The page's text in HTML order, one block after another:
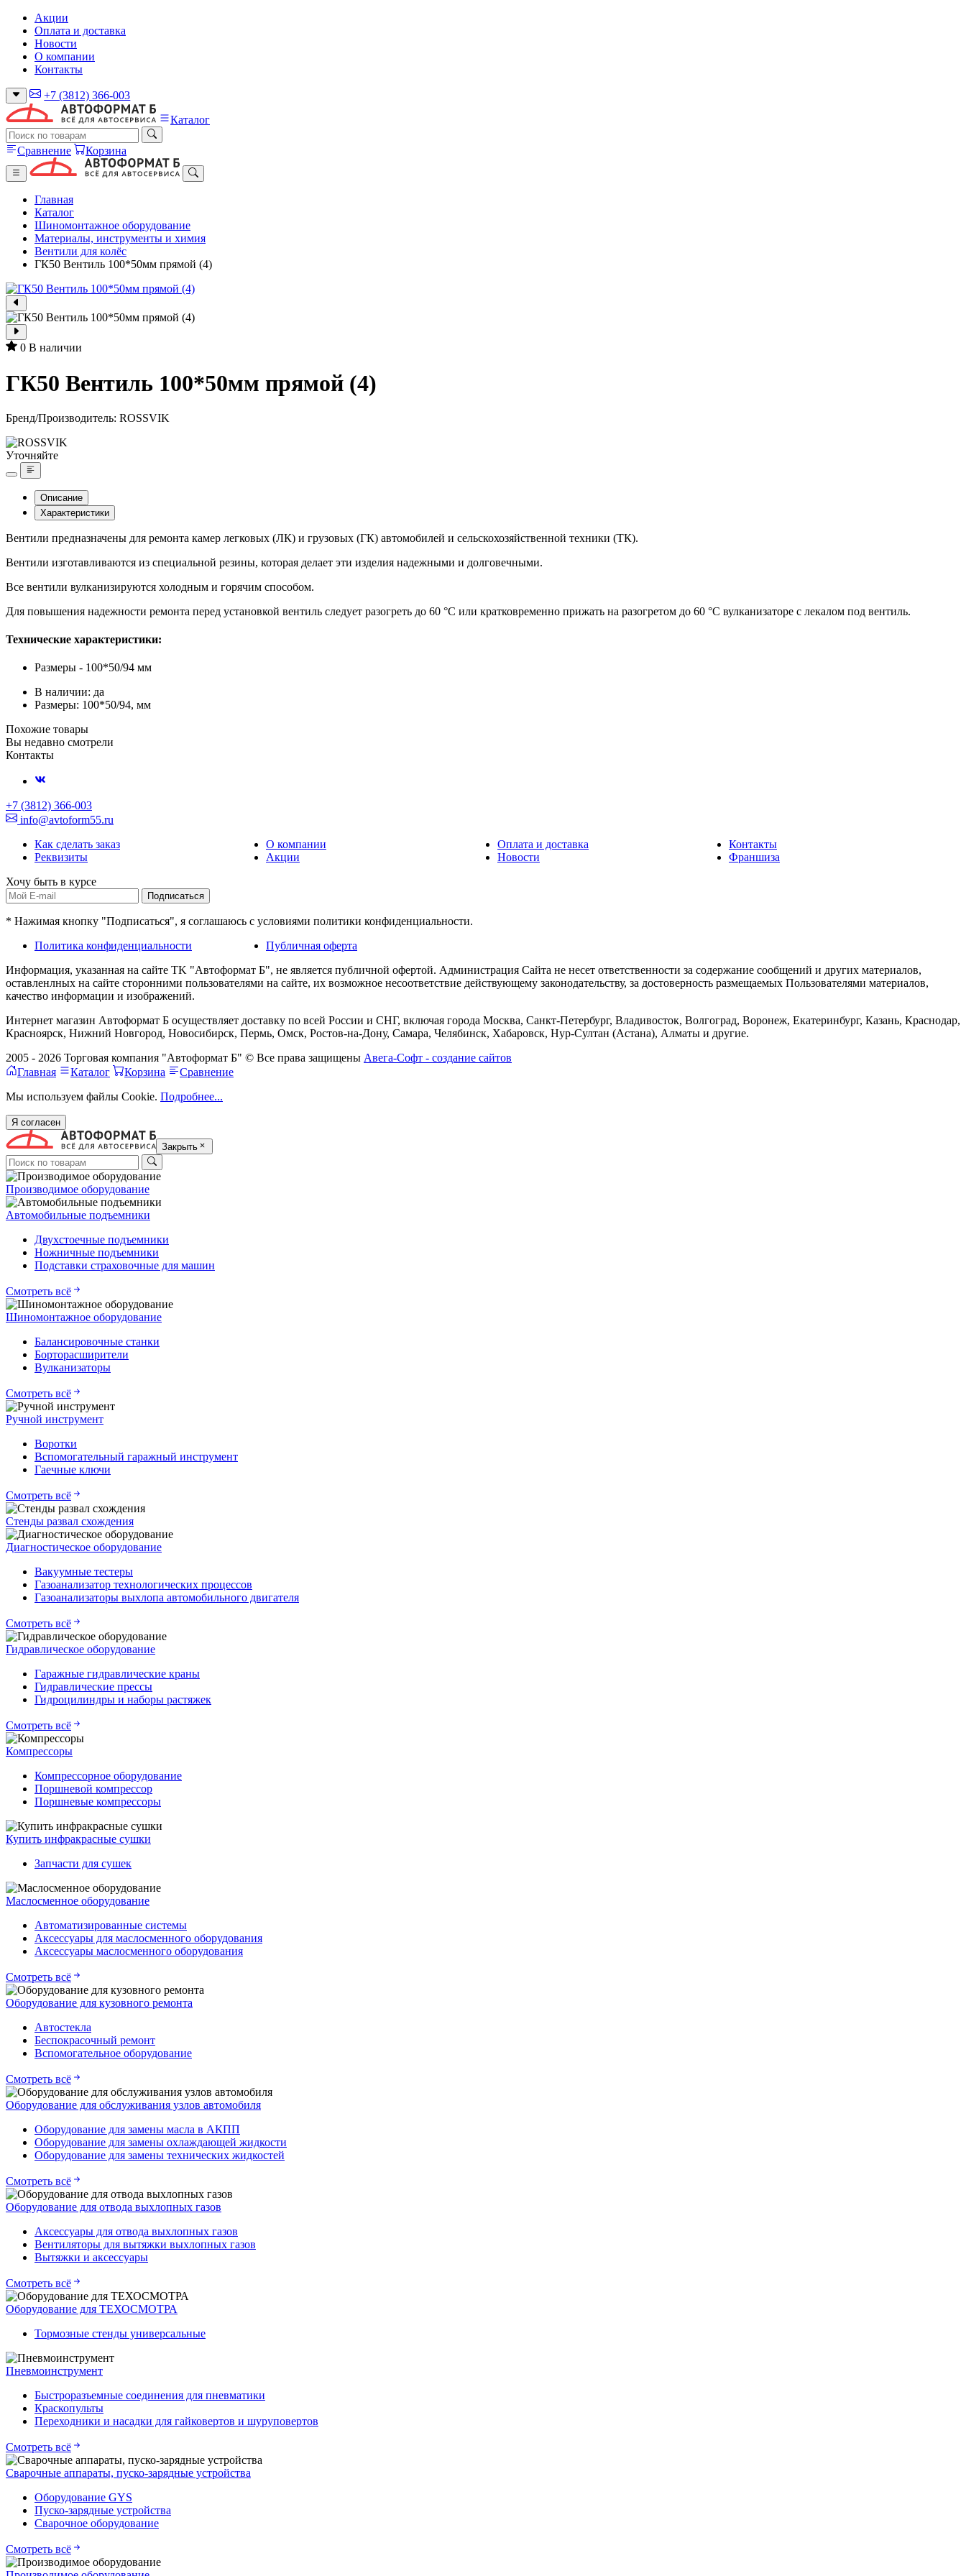
Акции
Оплата и доставка
Новости
О компании
Контакты
+7 (3812) 366-003
Каталог
Сравнение Корзина
Главная
Каталог
Шиномонтажное оборудование
Материалы, инструменты и химия
Вентили для колёс
ГК50 Вентиль 100*50мм прямой (4)
0 В наличии
ГК50 Вентиль 100*50мм прямой (4)
Бренд/Производитель: ROSSVIK
Уточняйте
Описание
Характеристики
Вентили предназначены для ремонта камер легковых (ЛК) и грузовых (ГК) автомобилей и сельскохозяйственной техники (ТК).
Вентили изготавливаются из специальной резины, которая делает эти изделия надежными и долговечными.
Все вентили вулканизируются холодным и горячим способом.
Для повышения надежности ремонта перед установкой вентиль следует разогреть до 60 °С или кратковременно прижать на разогретом до 60 °С вулканизаторе с лекалом под вентиль.
Технические характеристики:
Размеры - 100*50/94 мм
В наличии: да
Размеры: 100*50/94, мм
Похожие товары
Вы недавно смотрели
Контакты
+7 (3812) 366-003
info@avtoform55.ru
Как сделать заказ
О компании Оплата и доставка
Контакты
Реквизиты
Акции Новости
Франшиза
Хочу быть в курсе
Подписаться
* Нажимая кнопку "Подписаться", я соглашаюсь с условиями политики конфиденциальности.
Политика конфиденциальности
Публичная оферта
Информация, указанная на сайте TK "Автоформат Б", не является публичной офертой. Администрация Сайта не несет ответственности за содержание сообщений и других материалов,
оставленлных на сайте сторонними пользователями на сайте, их возможное несоответствие действующему законодательству, за достоверность размещаемых Пользователями материалов,
качество информации и изображений.
Интернет магазин Автоформат Б осуществляет доставку по всей России и СНГ, включая города Москва, Санкт-Петербург, Владивосток, Волгоград, Воронеж, Екатеринбург, Казань, Краснодар,
Красноярск, Нижний Новгород, Новосибирск, Пермь, Омск, Ростов-на-Дону, Самара, Челябинск, Хабаровск, Нур-Султан (Астана), Алматы и другие.
2005 - 2026 Торговая компания "Автоформат Б" © Все права защищены Авега-Софт - создание сайтов
Главная
Каталог Корзина
Сравнение
Мы используем файлы Cookie. Подробнее...
Я согласен
Закрыть
Производимое оборудование
Автомобильные подъемники
Двухстоечные подъемники
Ножничные подъемники
Подставки страховочные для машин
Смотреть всё
Шиномонтажное оборудование
Балансировочные станки
Борторасширители
Вулканизаторы
Смотреть всё
Ручной инструмент
Воротки
Вспомогательный гаражный инструмент
Гаечные ключи
Смотреть всё
Стенды развал схождения
Диагностическое оборудование
Вакуумные тестеры
Газоанализатор технологических процессов
Газоанализаторы выхлопа автомобильного двигателя
Смотреть всё
Гидравлическое оборудование
Гаражные гидравлические краны
Гидравлические прессы
Гидроцилиндры и наборы растяжек
Смотреть всё
Компрессоры
Компрессорное оборудование
Поршневой компрессор
Поршневые компрессоры
Купить инфракрасные сушки
Запчасти для сушек
Маслосменное оборудование
Автоматизированные системы
Аксессуары для маслосменного оборудования
Аксессуары маслосменного оборудования
Смотреть всё
Оборудование для кузовного ремонта
Автостекла
Беспокрасочный ремонт
Вспомогательное оборудование
Смотреть всё
Оборудование для обслуживания узлов автомобиля
Оборудование для замены масла в АКПП
Оборудование для замены охлаждающей жидкости
Оборудование для замены технических жидкостей
Смотреть всё
Оборудование для отвода выхлопных газов
Аксессуары для отвода выхлопных газов
Вентиляторы для вытяжки выхлопных газов
Вытяжки и аксессуары
Смотреть всё
Оборудование для ТЕХОСМОТРА
Тормозные стенды универсальные
Пневмоинструмент
Быстроразъемные соединения для пневматики
Краскопульты
Переходники и насадки для гайковертов и шуруповертов
Смотреть всё
Сварочные аппараты, пуско-зарядные устройства
Оборудование GYS
Пуско-зарядные устройства
Сварочное оборудование
Смотреть всё